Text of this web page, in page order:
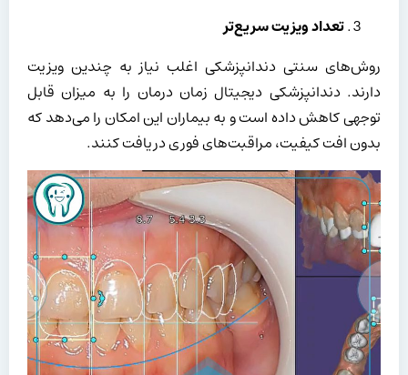
تعداد ویزیت سریع‌تر
روش‌های سنتی دندانپزشکی اغلب نیاز به چندین ویزیت
دارند. دندانپزشکی دیجیتال زمان درمان را به میزان قابل
توجهی کاهش داده است و به بیماران این امکان را می‌دهد که
بدون افت کیفیت، مراقبت‌های فوری دریافت کنند.